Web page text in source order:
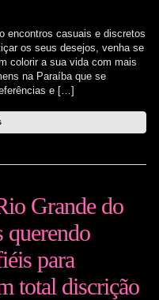
encontros casuais e discretos
os seus desejos, venha se
colorir a sua vida com mais
na Paraíba que se
e […]
Grande do
querendo
para
total discrição